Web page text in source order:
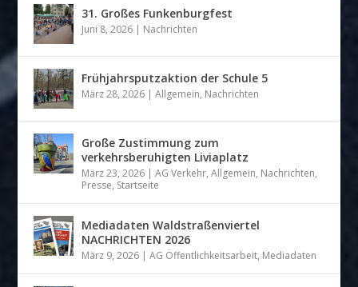
31. Großes Funkenburgfest
Juni 8, 2026 | Nachrichten
Frühjahrsputzaktion der Schule 5
März 28, 2026 |Allgemein, Nachrichten
Große Zustimmung zum
verkehrsberuhigten Liviaplatz
März 23, 2026 |AG Verkehr,Allgemein, Nachrichten,
Presse, Startseite
Mediadaten Waldstraßenviertel
NACHRICHTEN 2026
März 9, 2026 |AG Öffentlichkeitsarbeit, Mediadaten